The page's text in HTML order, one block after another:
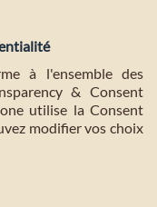
à l'ensemble des
& Consent
utilise la Consent
modifier vos choix